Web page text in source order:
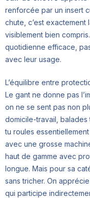
renforcée par un insert
chute, c’est exactement
visiblement bien
quotidienne efficace,
avec leur usage.
L’équilibre entre
Le gant ne donne pas
on ne se sent pas non
domicile-travail, balades
tu roules
avec une grosse
haut de gamme avec
longue. Mais pour sa
sans tricher. On
qui participe